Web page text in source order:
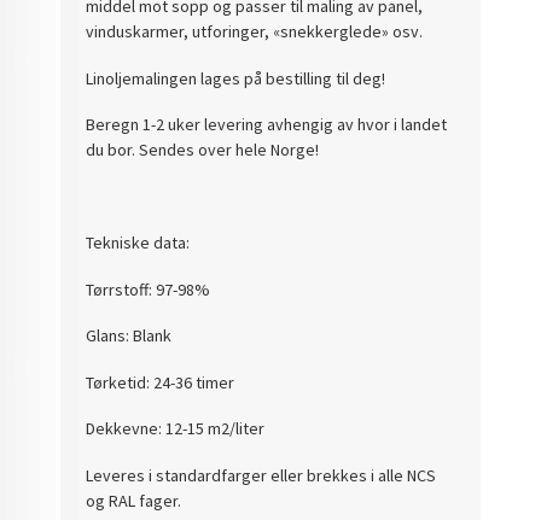
middel mot sopp og passer til maling av panel,
vinduskarmer, utforinger, «snekkerglede» osv.
Linoljemalingen lages på bestilling til deg!
Beregn 1-2 uker levering avhengig av hvor i landet
du bor. Sendes over hele Norge!
Tekniske data:
Tørrstoff: 97-98%
Glans: Blank
Tørketid: 24-36 timer
Dekkevne: 12-15 m2/liter
Leveres i standardfarger eller brekkes i alle NCS
og RAL fager.